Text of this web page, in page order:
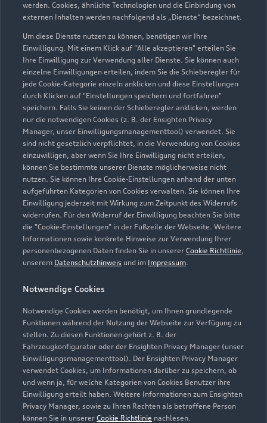
werden. Cookies, ähnliche Technologien und die Einbindung von
externen Inhalten werden nachfolgend als „Dienste“ bezeichnet.
Um diese Dienste nutzen zu können, benötigen wir Ihre
Einwilligung. Mit einem Klick auf "Alle akzeptieren" erteilen Sie
Ihre Einwilligung zur Verwendung aller Dienste. Sie können auch
einzelne Einwilligungen erteilen, indem Sie die Schieberegler für
jede Cookie-Kategorie einzeln anklicken und diese Einstellungen
durch Klicken auf "Einstellungen speichern und fortfahren"
speichern. Falls Sie keinen der Schieberegler anklicken, werden
nur die notwendigen Cookies (z. B. der Ensighten Privacy
Manager, unser Einwilligungsmanagementtool) verwendet. Sie
sind nicht gesetzlich verpflichtet, in die Verwendung von Cookies
einzuwilligen, aber wenn Sie Ihre Einwilligung nicht erteilen,
können Sie bestimmte unserer Dienste möglicherweise nicht
nutzen. Sie können Ihre Cookie-Einstellungen anhand der unten
aufgeführten Kategorien von Cookies verwalten. Sie können Ihre
Einwilligung jederzeit mit Wirkung zum Zeitpunkt des Widerrufs
widerrufen. Für den Widerruf der Einwilligung beachten Sie bitte
die "Cookie-Einstellungen" in der Fußzeile der Webseite. Weitere
Informationen sowie konkrete Hinweise zur Verwendung Ihrer
personenbezogenen Daten finden Sie in unserer Cookie Richtlinie,
unserem Datenschutzhinweis und im Impressum.
Notwendige Cookies
Notwendige Cookies werden benötigt, um Ihnen grundlegende
Funktionen während der Nutzung der Webseite zur Verfügung zu
stellen. Zu diesen Funktionen gehört z. B. der
Fahrzeugkonfigurator oder der Ensighten Privacy Manager (unser
Einwilligungsmanagementtool). Der Ensighten Privacy Manager
verwendet Cookies, um Informationen darüber zu speichern, ob
und wenn ja, für welche Kategorien von Cookies Benutzer ihre
Einwilligung erteilt haben. Weitere Informationen zum Ensighten
Privacy Manager, sowie zu Ihren Rechten als betroffene Person
können Sie in unserer Cookie Richtlinie nachlesen.
Audi Pflegemitteltasche
Sommer
Damit Ihr Audi auch im Sommer glänzt: die
passende Pflege in einer Tasche.
Zur Audi Shopping World
Lederpflege-Set
Praktisches Set zur intensiven Reinigung und
Pflege von Leder und Kunstleder.
Zur Audi Shopping World